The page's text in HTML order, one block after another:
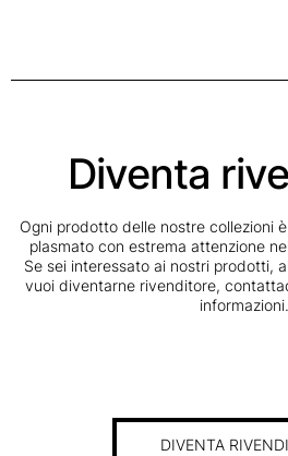
Diventa
Ogni prodotto delle nostre collezioni
plasmato con estrema attenzione
Se sei interessato ai nostri prodotti,
vuoi diventarne rivenditore,
informazioni.
DIVENTA